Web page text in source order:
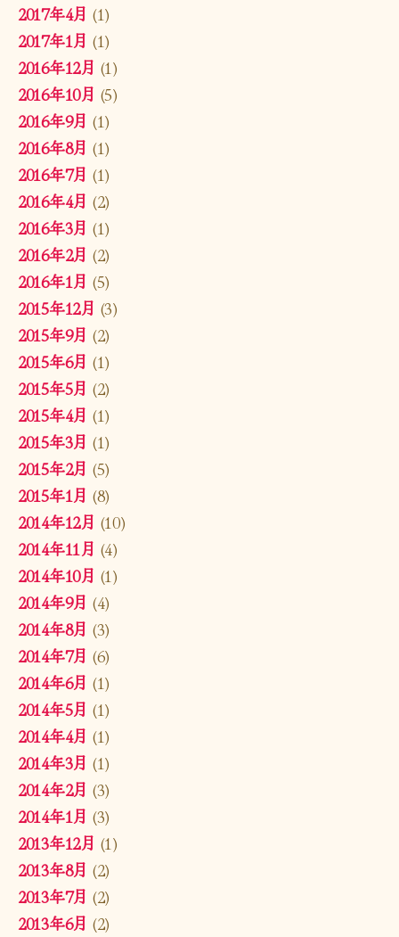
2017年4月 (1)
2017年1月 (1)
2016年12月 (1)
2016年10月 (5)
2016年9月 (1)
2016年8月 (1)
2016年7月 (1)
2016年4月 (2)
2016年3月 (1)
2016年2月 (2)
2016年1月 (5)
2015年12月 (3)
2015年9月 (2)
2015年6月 (1)
2015年5月 (2)
2015年4月 (1)
2015年3月 (1)
2015年2月 (5)
2015年1月 (8)
2014年12月 (10)
2014年11月 (4)
2014年10月 (1)
2014年9月 (4)
2014年8月 (3)
2014年7月 (6)
2014年6月 (1)
2014年5月 (1)
2014年4月 (1)
2014年3月 (1)
2014年2月 (3)
2014年1月 (3)
2013年12月 (1)
2013年8月 (2)
2013年7月 (2)
2013年6月 (2)